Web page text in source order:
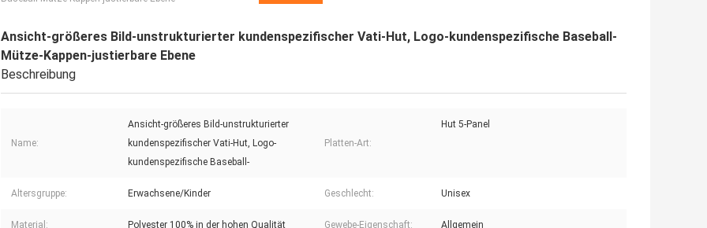
Ansicht-größeres Bild-unstrukturierter kundenspezifischer Vati-Hut, Logo-kundenspezifische Baseball-
Mütze-Kappen-justierbare Ebene
Beschreibung
Name:
Ansicht-größeres Bild-unstrukturierter
kundenspezifischer Vati-Hut, Logo-
kundenspezifische Baseball-
Platten-Art:
Hut 5-Panel
Altersgruppe: Erwachsene/Kinder Geschlecht: Unisex
Material: Polyester 100% in der hohen Qualität Gewebe-Eigenschaft: Allgemein